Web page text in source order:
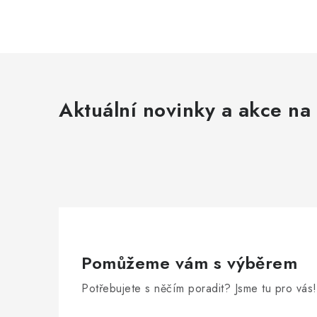
Aktuální novinky a akce na
Pomůžeme vám s výběrem
Potřebujete s něčím poradit? Jsme tu pro vás!